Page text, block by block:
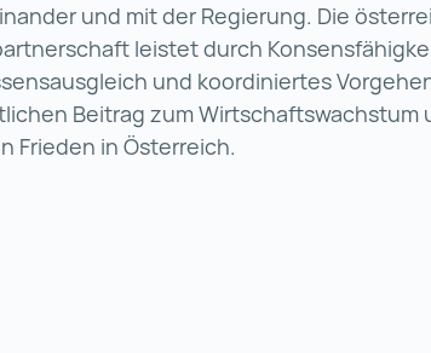
und mit der Regierung. Die
leistet durch
und koordiniertes
Beitrag zum Wirtschaftswachstum
Frieden in Österreich.